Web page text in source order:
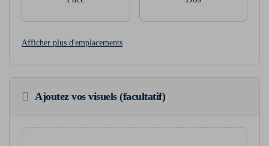
Afficher plus d'emplacements
Ajoutez vos visuels (facultatif)